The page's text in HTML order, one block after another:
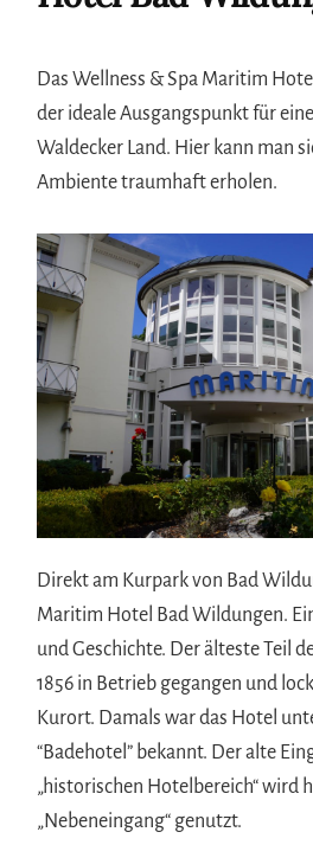
Das Wellness & Spa Maritim
der ideale Ausgangspunkt für
Waldecker Land. Hier kann man
Ambiente traumhaft erholen.
Direkt am Kurpark von Bad
Maritim Hotel Bad Wildungen.
und Geschichte. Der älteste Teil
1856 in Betrieb gegangen und
Kurort. Damals war das Hotel
“Badehotel” bekannt. Der alte
„historischen Hotelbereich“ wird
„Nebeneingang“ genutzt.